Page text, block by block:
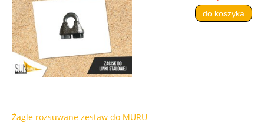
do koszyka
Żagle rozsuwane zestaw do MURU